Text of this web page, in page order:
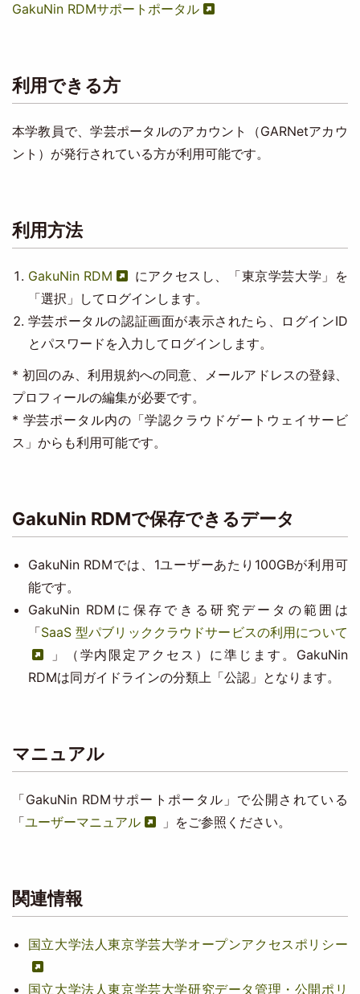
GakuNin RDMサポートポータル
利用できる方
本学教員で、学芸ポータルのアカウント（GARNetアカウ
ント）が発行されている方が利用可能です。
利用方法
GakuNin RDM
にアクセスし、「東京学芸大学」を
「選択」してログインします。
学芸ポータルの認証画面が表示されたら、ログインID
とパスワードを入力してログインします。
* 初回のみ、利用規約への同意、メールアドレスの登録、
プロフィールの編集が必要です。
* 学芸ポータル内の「学認クラウドゲートウェイサービ
ス」からも利用可能です。
GakuNin RDMで保存できるデータ
GakuNin RDMでは、1ユーザーあたり100GBが利用可
能です。
GakuNin RDMに保存できる研究データの範囲は
「SaaS 型パブリッククラウドサービスの利用について
」（学内限定アクセス）に準じます。GakuNin
RDMは同ガイドラインの分類上「公認」となります。
マニュアル
「GakuNin RDMサポートポータル」で公開されている
「ユーザーマニュアル 」をご参照ください。
関連情報
国立大学法人東京学芸大学オープンアクセスポリシー
国立大学法人東京学芸大学研究データ管理・公開ポリ